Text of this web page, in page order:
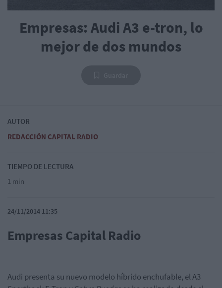
Empresas: Audi A3 e-tron, lo
mejor de dos mundos
AUTOR
REDACCIÓN CAPITAL RADIO
TIEMPO DE LECTURA
1 min
24/11/2014 11:35
Empresas Capital Radio
Audi presenta su nuevo modelo híbrido enchufable, el A3